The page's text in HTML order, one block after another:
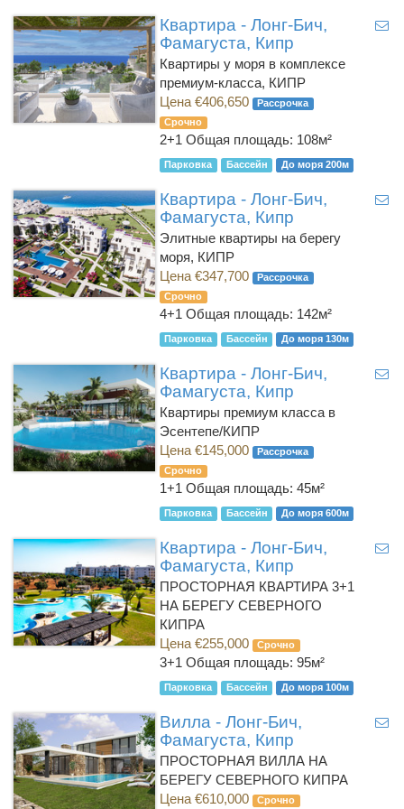
Квартира - Лонг-Бич,
Фамагуста, Кипр
Квартиры у моря в комплексе
премиум-класса, КИПР
Цена €406,650
Рассрочка
Срочно
2+1 Общая площадь: 108м²
Парковка Бассейн До моря 200м
Квартира - Лонг-Бич,
Фамагуста, Кипр
Элитные квартиры на берегу
моря, КИПР
Цена €347,700
Рассрочка
Срочно
4+1 Общая площадь: 142м²
Парковка Бассейн До моря 130м
Квартира - Лонг-Бич,
Фамагуста, Кипр
Квартиры премиум класса в
Эсентепе/КИПР
Цена €145,000
Рассрочка
Срочно
1+1 Общая площадь: 45м²
Парковка Бассейн До моря 600м
Квартира - Лонг-Бич,
Фамагуста, Кипр
ПРОСТОРНАЯ КВАРТИРА 3+1
НА БЕРЕГУ СЕВЕРНОГО
КИПРА
Цена €255,000
Срочно
3+1 Общая площадь: 95м²
Парковка Бассейн До моря 100м
Вилла - Лонг-Бич,
Фамагуста, Кипр
ПРОСТОРНАЯ ВИЛЛА НА
БЕРЕГУ СЕВЕРНОГО КИПРА
Цена €610,000
Срочно